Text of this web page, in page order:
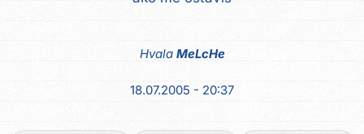
Hvala MeLcHe
18.07.2005 - 20:37